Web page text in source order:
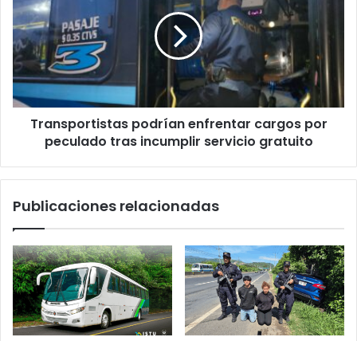
enfrentar
cargos
por
peculado
tras
incumplir
servicio
gratuito
Transportistas podrían enfrentar cargos por
peculado tras incumplir servicio gratuito
Publicaciones relacionadas